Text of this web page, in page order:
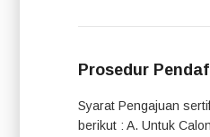
Prosedur
Syarat Pengajuan
berikut : A. Untuk